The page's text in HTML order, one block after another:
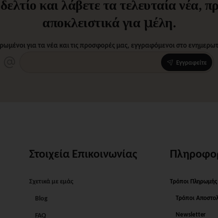
και λάβετε τα τελευταία νέα,
αποκλειστικά για μέλη.
για τα νέα και τις προσφορές μας, εγγραφόμενοι στο
Εγγραφείτε
Στοιχεία Επικοινωνίας
Σχετικά με εμάς
Blog
FAQ
Τρόποι Πληρωμής
Τρόποι
Newsletter